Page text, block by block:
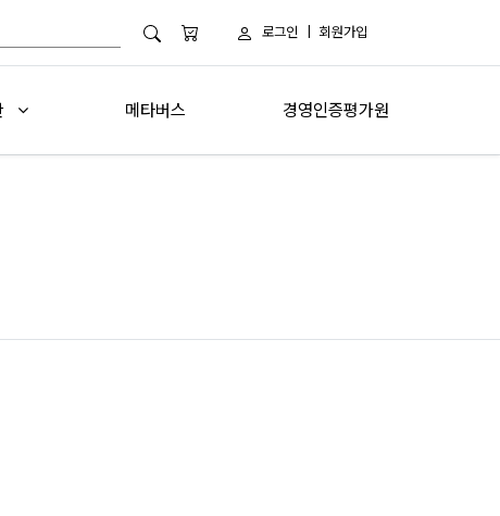
로그인 회원가입
메타버스 경영인증평가원